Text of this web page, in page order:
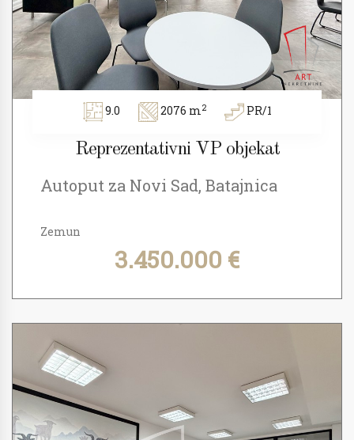
9.0 2076 m2 PR/1
Reprezentativni VP objekat
Autoput za Novi Sad, Batajnica
Zemun
3.450.000 €